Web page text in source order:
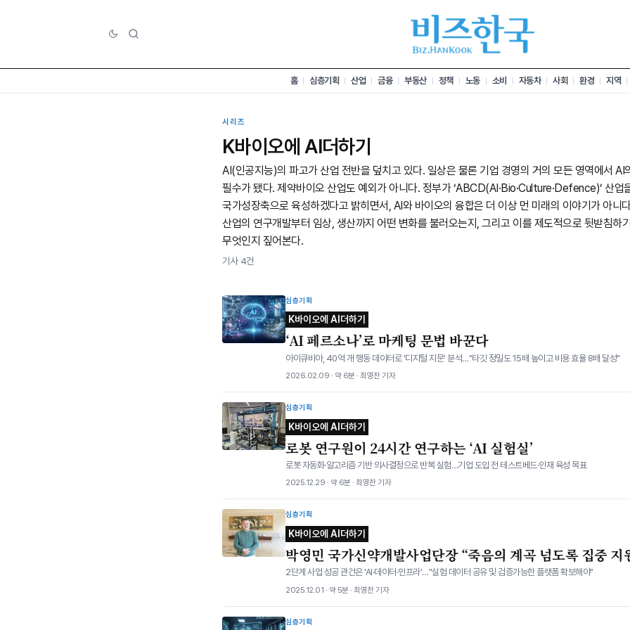
홈 심층기획 산업 금융 부동산 정책 노동 소비 자동차 사회 환경 지역
시리즈
K바이오에 AI더하기
AI(인공지능)의 파고가 산업 전반을 덮치고 있다. 일상은 물론 기업 경영의 거의 모든 영역에서 AI
필수가 됐다. 제약바이오 산업도 예외가 아니다. 정부가 ‘ABCD(AI·Bio·Culture·Defence)’ 산업
국가성장축으로 육성하겠다고 밝히면서, AI와 바이오의 융합은 더 이상 먼 미래의 이야기가 아니
산업의 연구개발부터 임상, 생산까지 어떤 변화를 불러오는지, 그리고 이를 제도적으로 뒷받침하
무엇인지 짚어본다.
기사 4건
심층기획
K바이오에 AI더하기
‘AI 페르소나’로 마케팅 문법 바꾼다
아이큐비아, 40억 개 행동 데이터로 '디지털 지문' 분석…"타깃 정밀도 15배 높이고 비용 효율 8배 달성"
2026.02.09 · 약 6분 · 최영찬 기자
심층기획
K바이오에 AI더하기
로봇 연구원이 24시간 연구하는 ‘AI 실험실’
로봇 자동화·알고리즘 기반 의사결정으로 반복 실험…기업 도입 전 테스트베드·인재 육성 목표
2025.12.29 · 약 6분 · 최영찬 기자
심층기획
K바이오에 AI더하기
박영민 국가신약개발사업단장 “죽음의 계곡 넘도록 집중 지
2단계 사업 성공 관건은 'AI·데이터·인프라'…"실험 데이터 공유 및 검증가능한 플랫폼 확보해야"
2025.12.01 · 약 5분 · 최영찬 기자
심층기획